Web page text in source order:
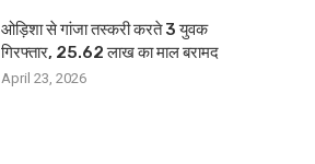
ओड़िशा से गांजा तस्करी करते 3 युवक
गिरफ्तार, 25.62 लाख का माल बरामद
April 23, 2026